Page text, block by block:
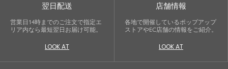
翌日配送
営業日14時までのご注文で指定エ
リア内なら最短翌日お届け可能。
LOOK AT
店舗情報
各地で開催しているポップアップ
ストアやEC店舗の情報をご紹介。
LOOK AT